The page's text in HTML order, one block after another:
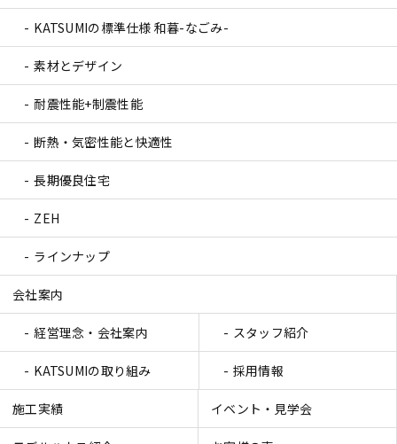
KATSUMIの標準仕様 和暮-なごみ-
素材とデザイン
耐震性能+制震性能
断熱・気密性能と快適性
長期優良住宅
ZEH
ラインナップ
会社案内
経営理念・会社案内 スタッフ紹介
KATSUMIの取り組み 採用情報
施工実績 イベント・見学会